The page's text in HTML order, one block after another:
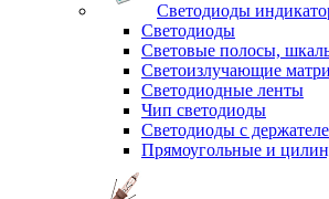
Светодиоды
Светодиоды
Световые полосы,
Светоизлучающие
Светодиодные ленты
Чип светодиоды
Светодиоды с
Прямоугольные и